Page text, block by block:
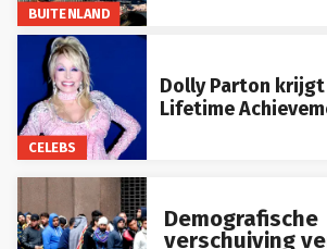
BUITENLAND
CELEBS
Dolly Parton krijgt
Lifetime
Demografische
verschuiving